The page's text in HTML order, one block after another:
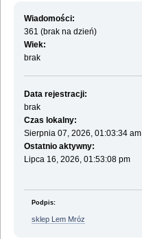
Wiadomości:
361 (brak na dzień)
Wiek:
brak
Data rejestracji:
brak
Czas lokalny:
Sierpnia 07, 2026, 01:03:34 am
Ostatnio aktywny:
Lipca 16, 2026, 01:53:08 pm
Podpis:
sklep Lem Mróz